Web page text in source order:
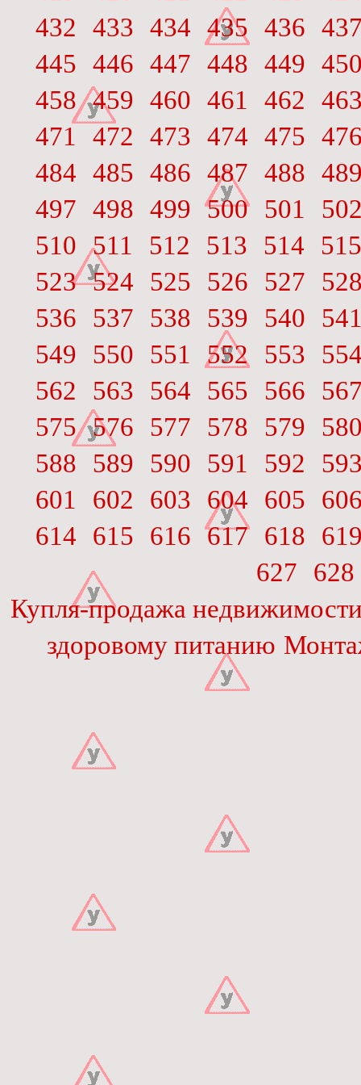
432
433 434 435 436
445 446 447 448 449
458 459 460 461 462
471
472 473 474 475
484 485 486 487 488
497 498 499 500 501
510 511 512 513 514
515
523 524 525 526 527
536
537 538 539 540
549
550 551 552 553
562
563 564 565 566
575 576 577 578 579
588
589 590 591 592
601
602 603 604 605
614
615 616 617 618
627
628
Купля-продажа
здоровому питанию